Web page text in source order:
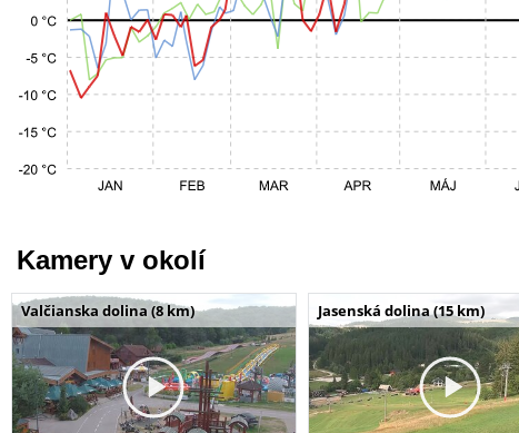
Kamery v okolí
Valčianska dolina (8 km) Jasenská dolina (15 km)